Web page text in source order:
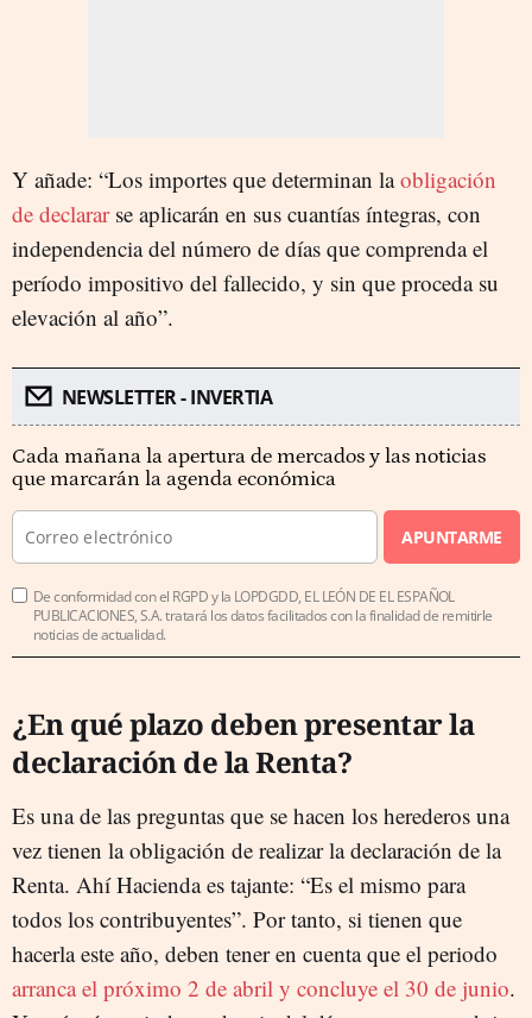
Y añade: “Los importes que determinan laobligación
de declararse aplicarán en sus cuantías íntegras, con
independencia del número de días que comprenda el
período impositivo del fallecido, y sin que proceda su
elevación al año”.
NEWSLETTER - INVERTIA
Cada mañana la apertura de mercados y las noticias
que marcarán la agenda económica
APUNTARME
De conformidad con el RGPD y la LOPDGDD, EL LEÓN DE EL ESPAÑOL
PUBLICACIONES, S.A. tratará los datos facilitados con la finalidad de remitirle
noticias de actualidad.
¿En qué plazo deben presentar la
declaración de la Renta?
Es una de las preguntas que se hacen los herederos una
vez tienen la obligación de realizar la declaración de la
Renta. Ahí Hacienda es tajante: “Es el mismo para
todos los contribuyentes”. Por tanto, si tienen que
hacerla este año, deben tener en cuenta que el periodo
arranca el próximo 2 de abril y concluye el 30 de junio.